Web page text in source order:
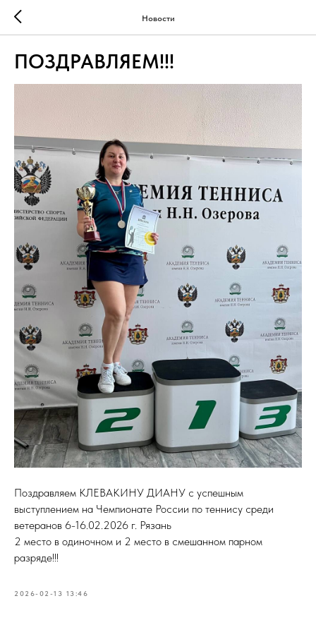
Новости
ПОЗДРАВЛЯЕМ!!!
Поздравляем КЛЕВАКИНУ ДИАНУ с успешным
выступлением на Чемпионате России по теннису среди
ветеранов 6-16.02.2026 г. Рязань
2 место в одиночном и 2 место в смешанном парном
разряде!!!
2026-02-13 13:46